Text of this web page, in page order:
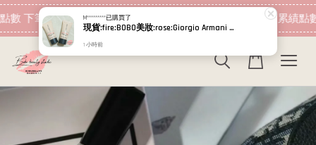
下筆消費即可折抵 現在去購物！ 加入會員 消費即可累績點
M*********已購買了
現貨:fire:BOBO美妝:rose:Giorgio Armani 高訂完美絲絨水慕斯粉底PRO 5ml 超持妝絲絨水慕斯 小樣 GA
1 小時前